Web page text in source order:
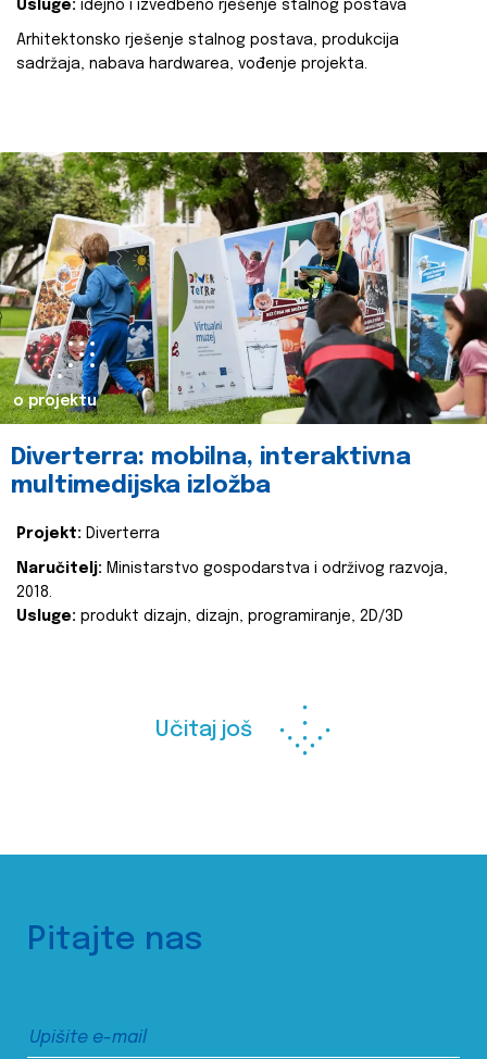
Usluge: idejno i izvedbeno rješenje stalnog postava
Arhitektonsko rješenje stalnog postava, produkcija
sadržaja, nabava hardwarea, vođenje projekta.
o projektu
Diverterra: mobilna, interaktivna
multimedijska izložba
Projekt: Diverterra
Naručitelj: Ministarstvo gospodarstva i održivog razvoja,
2018.
Usluge: produkt dizajn, dizajn, programiranje, 2D/3D
Učitaj još
Pitajte nas